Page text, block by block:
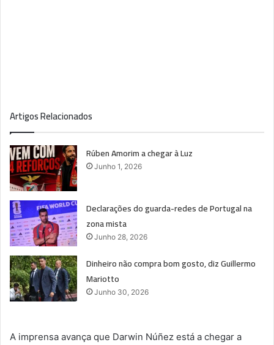
Artigos Relacionados
Rúben Amorim a chegar à Luz
Junho 1, 2026
Declarações do guarda-redes de Portugal na
zona mista
Junho 28, 2026
Dinheiro não compra bom gosto, diz Guillermo
Mariotto
Junho 30, 2026
​A imprensa avança que Darwin Núñez está a chegar a